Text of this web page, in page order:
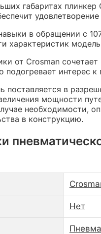
габаритах
в обращении с
характеристик
от Crosman
подогревает интерес
поставляется в
мощности
необходимости,
в конструкцию.
Нет